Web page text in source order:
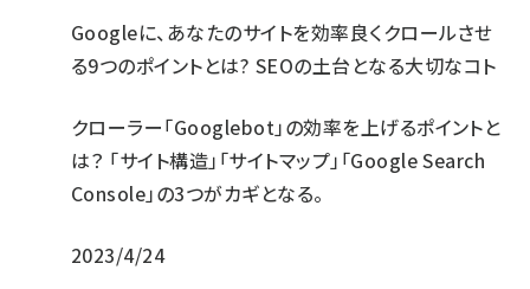
Googleに、あなたのサイトを効率良くクロールさせ
る9つのポイントとは? SEOの土台となる大切なコト
クローラー「Googlebot」の効率を上げるポイントと
は？ 「サイト構造」「サイトマップ」「Google Search
Console」の3つがカギとなる。
2023/4/24